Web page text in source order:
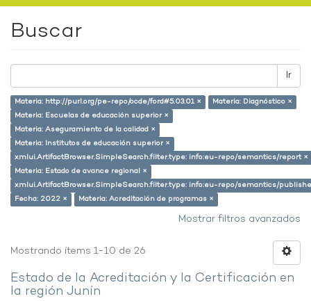
Buscar
Ir
Materia: http://purl.org/pe-repo/ocde/ford#5.03.01 ×
Materia: Diagnóstico ×
Materia: Escuelas de educación superior ×
Materia: Aseguramiento de la calidad ×
Materia: Institutos de educación superior ×
xmlui.ArtifactBrowser.SimpleSearch.filter.type: info:eu-repo/semantics/report ×
Materia: Estado de avance regional ×
xmlui.ArtifactBrowser.SimpleSearch.filter.type: info:eu-repo/semantics/
Fecha: 2022 ×
Materia: Acreditación de programas ×
Mostrar filtros avanzados
Mostrando ítems 1-10 de 26
Estado de la Acreditación y la Certificación en
la región Junín